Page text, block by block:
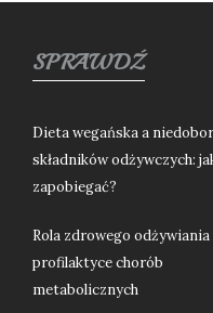
SPRAWDŹ
Dieta wegańska a
składników odżywczych:
zapobiegać?
Rola zdrowego odżywiania
profilaktyce chorób
metabolicznych